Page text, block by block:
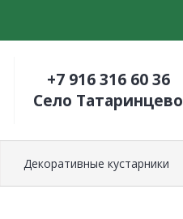
+7 916 316 60 36
Село Татаринцево
Декоративные кустарники